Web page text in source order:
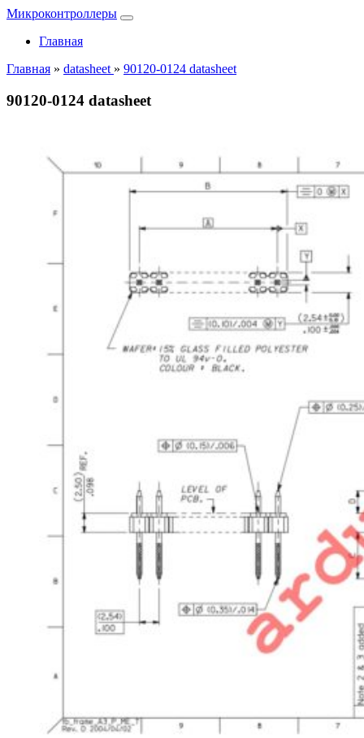
Микроконтроллеры
Главная
Главная » datasheet » 90120-0124 datasheet
90120-0124 datasheet